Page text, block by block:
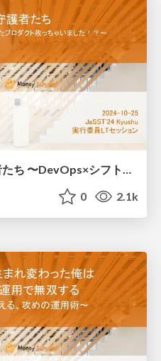
[2024/10/25]CREの守護者たち 〜DevOps×シフトレフト - 俺またプロダクト救っちゃいました！？〜
0 2.1k